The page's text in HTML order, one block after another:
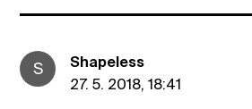
S
ShapeIess
27. 5. 2018, 18:41